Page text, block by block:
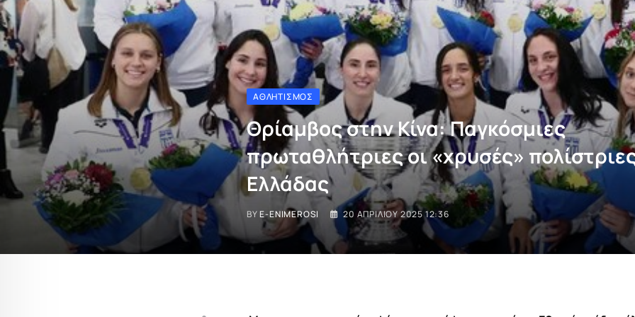
ΑΘΛΗΤΙΣΜΌΣ
Θρίαμβος στην Κίνα: Παγκόσμιες
πρωταθλήτριες οι «χρυσές»
Ελλάδας
BYE-ENIMEROSI 20 ΑΠΡΙΛΊΟΥ 2025 12:36